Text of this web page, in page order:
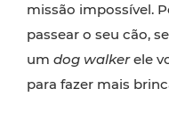
missão impossível.
passear o seu cão,
um dog walkerele
para fazer mais